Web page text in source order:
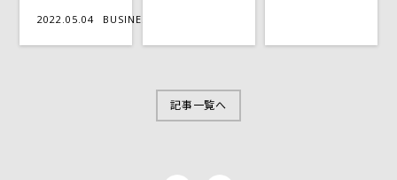
2022.05.04 BUSINESS
記事一覧へ